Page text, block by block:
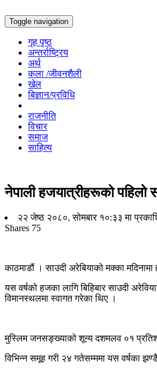
Toggle navigation
गृह पृष्ठ
अन्तर्राष्ट्रिय
अर्थ
कला /जीवनशैली
खेल
बिज्ञान/प्रविधि
राजनीति
विचार
समाज
साहित्य
नेपाली हजयात्रीहरूको पहिलो
२२ जेष्ठ २०८०, सोमबार १०:३३ मा
Shares 75
काठमाडौं । साउदी अरेबियाको मक्का
यस वर्षको हजका लागि बिहिबार साउदी
विमानस्थलमा स्वागत गरेका थिए ।
मुस्लिम जनसङ्ख्याको शून्य दशमलव ०१
विभिन्न समूह गरी २४ गतेसम्ममा यस वर्षका